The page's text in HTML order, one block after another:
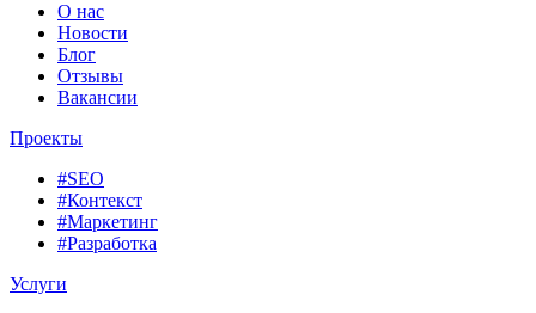
О нас
Новости
Блог
Отзывы
Вакансии
Проекты
#SEO
#Контекст
#Маркетинг
#Разработка
Услуги